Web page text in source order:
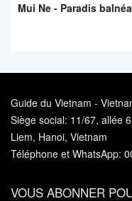
Mui Ne - Paradis
Guide du Vietnam -
Siège social: 11/67, allée
Liem, Hanoi, Vietnam
Téléphone et WhatsApp:
VOUS ABONNER